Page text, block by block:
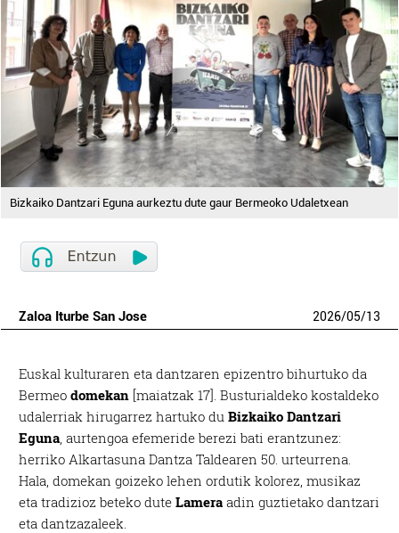
Bizkaiko Dantzari Eguna aurkeztu dute gaur Bermeoko Udaletxean
Zaloa Iturbe San Jose 2026/05/13
Euskal kulturaren eta dantzaren epizentro bihurtuko da
Bermeodomekan [maiatzak 17]. Busturialdeko kostaldeko
udalerriak hirugarrez hartuko duBizkaiko Dantzari
Eguna , aurtengoa efemeride berezi bati erantzunez:
herriko Alkartasuna Dantza Taldearen 50. urteurrena.
Hala, domekan goizeko lehen ordutik kolorez, musikaz
eta tradizioz beteko duteLamera adin guztietako dantzari
eta dantzazaleek.